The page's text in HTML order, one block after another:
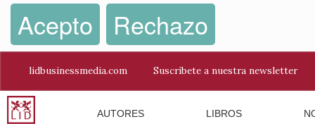
Acepto Rechazo
lidbusinessmedia.com Suscríbete a nuestra newsletter
AUTORES LIBROS